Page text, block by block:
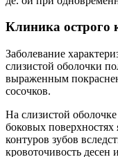
Клиника острого
Заболевание
слизистой оболочки
выраженным
сосочков.
На слизистой
боковых поверхностях
контуров зубов
кровоточивость десен